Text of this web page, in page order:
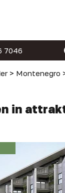
7046
> Montenegro
in